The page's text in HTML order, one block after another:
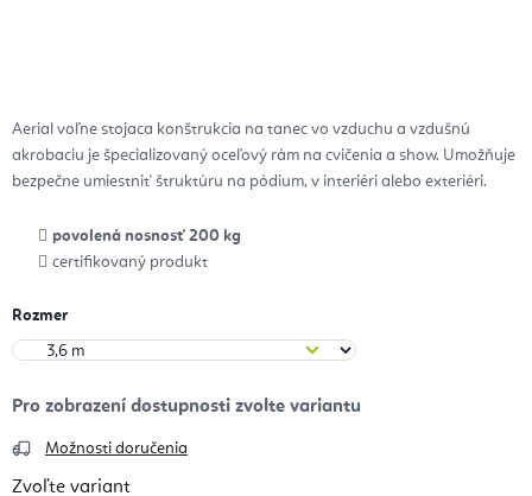
Aerial voľne stojaca konštrukcia na tanec vo vzduchu a vzdušnú
akrobaciu je špecializovaný oceľový rám na cvičenia a show. Umožňuje
bezpečne umiestniť štruktúru na pódium, v interiéri alebo exteriéri.
povolená nosnosť 200 kg
certifikovaný produkt
Rozmer
Možnosti doručenia
Zvoľte variant